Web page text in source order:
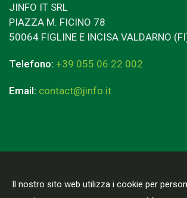
Il nostro sito web utilizza i cookie per
JINFO IT SRL
PIAZZA M. FICINO 78
50064 FIGLINE E INCISA VALDARNO
Telefono: +39 055 06 22 002
Email: contact@jinfo.it